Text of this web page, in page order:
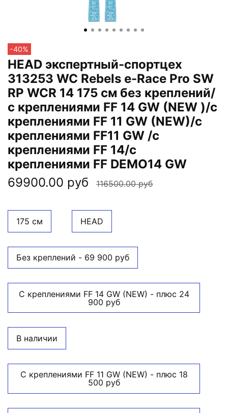
-40%
HEAD экспертный-спортцех
313253 WC Rebels e-Race Pro SW
RP WCR 14 175 см без креплений/
с креплениями FF 14 GW (NEW )/с
креплениями FF 11 GW (NEW)/с
креплениями FF11 GW /с
креплениями FF 14/с
креплениями FF DEMO14 GW
69900.00 руб
116500.00 руб
175 см HEAD
Без креплений - 69 900 руб
С креплениями FF 14 GW (NEW) - плюс 24
900 руб
В наличии
С креплениями FF 11 GW (NEW) - плюс 18
500 руб